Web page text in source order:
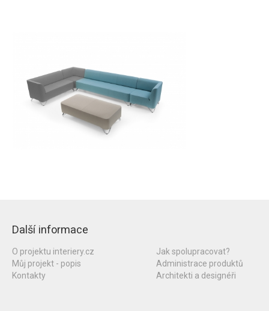
Další informace
O projektu interiery.cz
Můj projekt - popis
Kontakty
Jak spolupracovat?
Administrace produktů
Architekti a designéři